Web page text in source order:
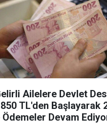
Ailelere Devlet
TL'den Başlayarak
Devam